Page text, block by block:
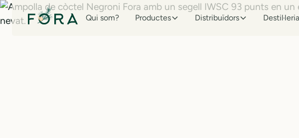
Qui som? Productes Distribuïdors Destil·leria